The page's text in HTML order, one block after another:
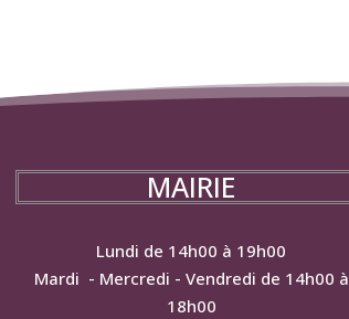
MAIRIE
Lundi de 14h00 à 19h00
Mardi - Mercredi - Vendredi de 14h00 à
18h00